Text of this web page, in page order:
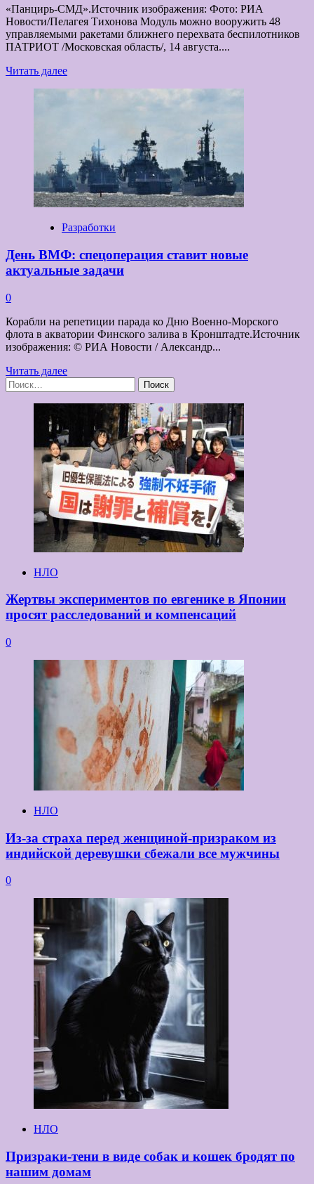
«Панцирь-СМД».Источник изображения: Фото: РИА
Новости/Пелагея Тихонова Модуль можно вооружить 48
управляемыми ракетами ближнего перехвата беспилотников
ПАТРИОТ /Московская область/, 14 августа....
Читать далееПрочитать
устанавливаться
крыши
зданий
Разработки
День ВМФ: спецоперация ставит новые
актуальные задачи
0
Корабли на репетиции парада ко Дню Военно-Морского
флота в акватории Финского залива в Кронштадте.Источник
изображения: © РИА Новости / Александр...
Читать далееПрочитать
о
спецоперация
ставит
новые
актуальные
задачи
Найти:
НЛО
Жертвы экспериментов по евгенике в Японии
просят расследований и компенсаций
0
НЛО
Из-за страха перед женщиной-призраком из
индийской деревушки сбежали все мужчины
0
НЛО
Призраки-тени в виде собак и кошек бродят по
нашим домам